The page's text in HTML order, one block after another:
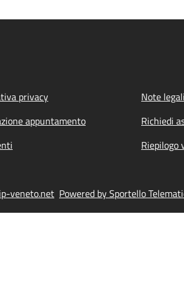
privacy
Note legali
appuntamento
Richiedi
Riepilogo
veneto.net Powered by Sportello